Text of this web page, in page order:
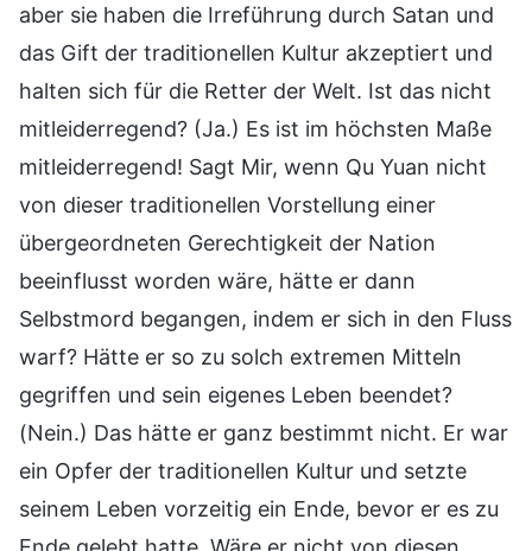
aber sie haben die Irreführung durch Satan und
das Gift der traditionellen Kultur akzeptiert und
halten sich für die Retter der Welt. Ist das nicht
mitleiderregend? (Ja.) Es ist im höchsten Maße
mitleiderregend! Sagt Mir, wenn Qu Yuan nicht
von dieser traditionellen Vorstellung einer
übergeordneten Gerechtigkeit der Nation
beeinflusst worden wäre, hätte er dann
Selbstmord begangen, indem er sich in den Fluss
warf? Hätte er so zu solch extremen Mitteln
gegriffen und sein eigenes Leben beendet?
(Nein.) Das hätte er ganz bestimmt nicht. Er war
ein Opfer der traditionellen Kultur und setzte
seinem Leben vorzeitig ein Ende, bevor er es zu